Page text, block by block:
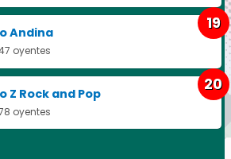
Andina
oyentes
19
Z Rock and Pop
oyentes
20